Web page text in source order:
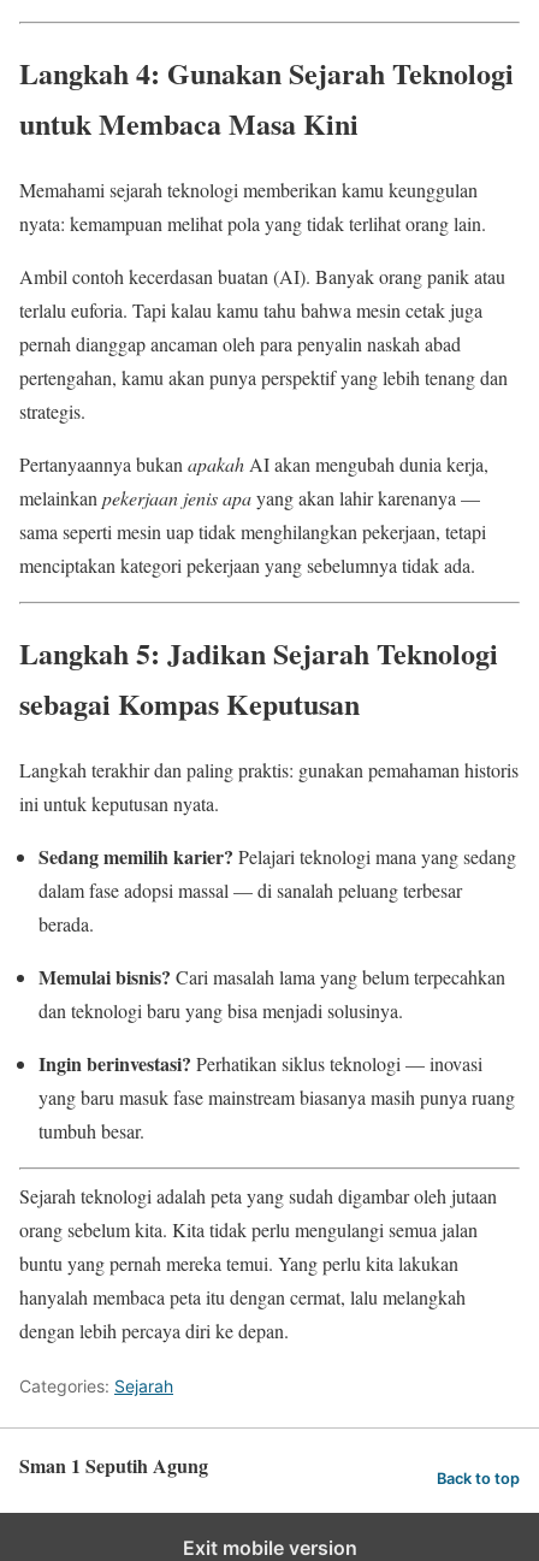
Langkah 4: Gunakan Sejarah Teknologi
untuk Membaca Masa Kini
Memahami sejarah teknologi memberikan kamu keunggulan
nyata: kemampuan melihat pola yang tidak terlihat orang lain.
Ambil contoh kecerdasan buatan (AI). Banyak orang panik atau
terlalu euforia. Tapi kalau kamu tahu bahwa mesin cetak juga
pernah dianggap ancaman oleh para penyalin naskah abad
pertengahan, kamu akan punya perspektif yang lebih tenang dan
strategis.
Pertanyaannya bukan apakah AI akan mengubah dunia kerja,
melainkan pekerjaan jenis apayang akan lahir karenanya —
sama seperti mesin uap tidak menghilangkan pekerjaan, tetapi
menciptakan kategori pekerjaan yang sebelumnya tidak ada.
Langkah 5: Jadikan Sejarah Teknologi
sebagai Kompas Keputusan
Langkah terakhir dan paling praktis: gunakan pemahaman historis
ini untuk keputusan nyata.
Sedang memilih karier? Pelajari teknologi mana yang sedang
dalam fase adopsi massal — di sanalah peluang terbesar
berada.
Memulai bisnis? Cari masalah lama yang belum terpecahkan
dan teknologi baru yang bisa menjadi solusinya.
Ingin berinvestasi? Perhatikan siklus teknologi — inovasi
yang baru masuk fase mainstream biasanya masih punya ruang
tumbuh besar.
Sejarah teknologi adalah peta yang sudah digambar oleh jutaan
orang sebelum kita. Kita tidak perlu mengulangi semua jalan
buntu yang pernah mereka temui. Yang perlu kita lakukan
hanyalah membaca peta itu dengan cermat, lalu melangkah
dengan lebih percaya diri ke depan.
Categories: Sejarah
Sman 1 Seputih Agung Back to top
Exit mobile version